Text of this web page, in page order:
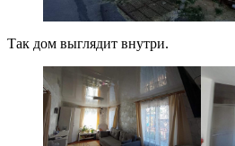
Так дом выглядит внутри.